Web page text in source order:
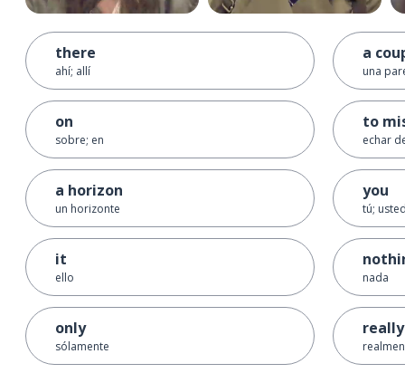
there
ahí; allí
on
sobre; en
a horizon
un horizonte
it
ello
only
sólamente
a
una
to
echar
you
tú;
nada
really